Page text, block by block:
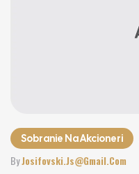
Sobranie Na Akcioneri
ByJosifovski.js@gmail.com